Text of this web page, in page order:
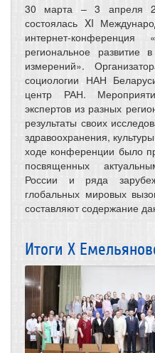
30 марта – 3 апреля
состоялась XI
интернет-
региональное развитие
измерений».
социологии НАН
центр РАН.
экспертов из разных
результаты своих
здравоохранения,
ходе конференции было
посвященных
России и ряда
глобальных мировых
составляют содержание
Итоги Х